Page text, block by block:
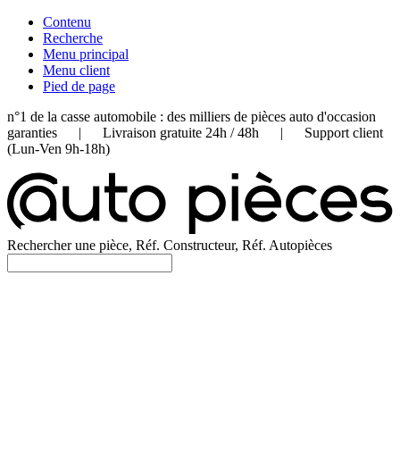
Contenu
Recherche
Menu principal
Menu client
Pied de page
n°1 de la casse automobile : des milliers de pièces auto d'occasion
garanties | Livraison gratuite 24h / 48h | Support client
(Lun-Ven 9h-18h)
Rechercher une pièce, Réf. Constructeur, Réf. Autopièces